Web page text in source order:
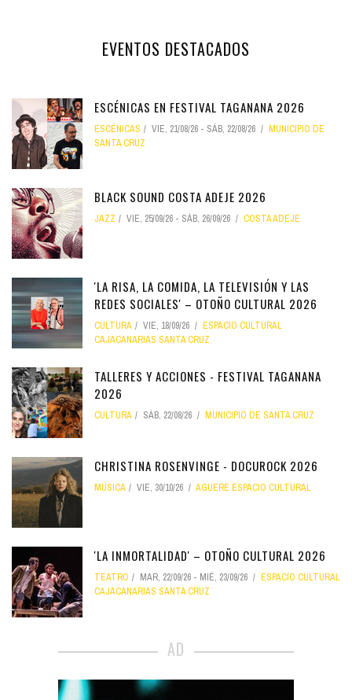
EVENTOS DESTACADOS
ESCÉNICAS EN FESTIVAL TAGANANA 2026
ESCÉNICAS VIE, 21/08/26 - SÁB, 22/08/26
MUNICIPIO DE
SANTA CRUZ
BLACK SOUND COSTA ADEJE 2026
JAZZ VIE, 25/09/26 - SÁB, 26/09/26 COSTA ADEJE
'LA RISA, LA COMIDA, LA TELEVISIÓN Y LAS
REDES SOCIALES' – OTOÑO CULTURAL 2026
CULTURA VIE, 18/09/26
ESPACIO CULTURAL
CAJACANARIAS SANTA CRUZ
TALLERES Y ACCIONES - FESTIVAL TAGANANA
2026
CULTURA SÁB, 22/08/26 MUNICIPIO DE SANTA CRUZ
CHRISTINA ROSENVINGE - DOCUROCK 2026
MÚSICA VIE, 30/10/26 AGUERE ESPACIO CULTURAL
'LA INMORTALIDAD' – OTOÑO CULTURAL 2026
TEATRO MAR, 22/09/26 - MIÉ, 23/09/26
ESPACIO CULTURAL
CAJACANARIAS SANTA CRUZ
AD